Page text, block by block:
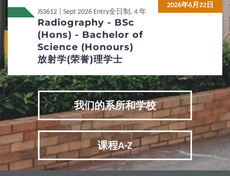
其他费用及学习支出
6 常见问题
常见问题
JS3612 | Sept 2026 Entry全日制, 4 年
Radiography - BSc
(Hons) - Bachelor of
Science (Honours)
放射学(荣誉)理学士
2026年6月22日
我们的系所和学校
课程A-Z